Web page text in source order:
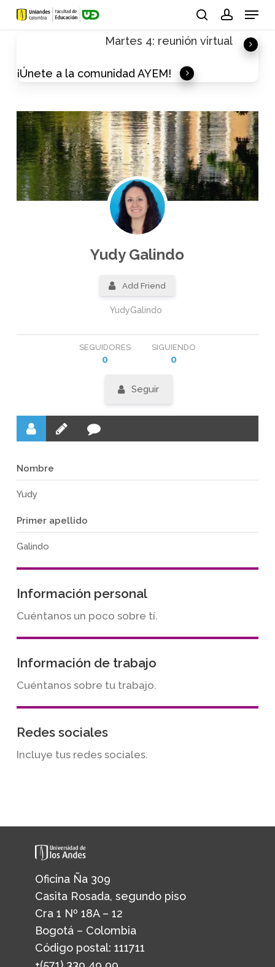
Skip
Menu
Martes 4: reunión virtual
¡Únete a la comunidad AYEM!
Yudy Galindo
Add Friend
YudyGalindo
SEGUIDORES
0
SIGUIENDO
0
Seguir
Nombre
Yudy
Primer apellido
Galindo
Información personal
Cuéntanos un poco sobre tí.
Información de trabajo
Cuéntanos sobre tu trabajo.
Redes sociales
Incluye tus redes sociales.
Oficina Ña 309
Casita Rosada, segundo piso
Cra 1 Nº 18A – 12
Bogotá – Colombia
Código postal: 111711